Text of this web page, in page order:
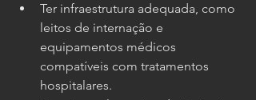
Ter infraestrutura adequada, como
leitos de internação e
equipamentos médicos
compatíveis com tratamentos
hospitalares.